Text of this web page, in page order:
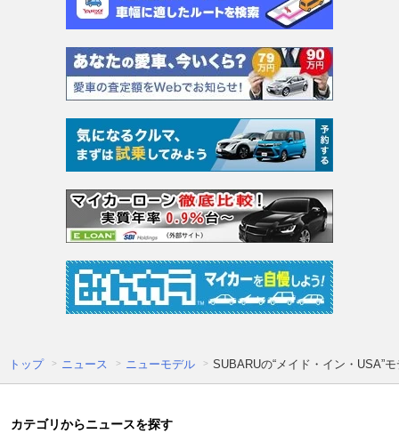
トップ ニュース ニューモデル SUBARUの“メイド・イン・USA”
カテゴリからニュースを探す